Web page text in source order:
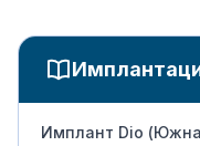
Имплант Dio